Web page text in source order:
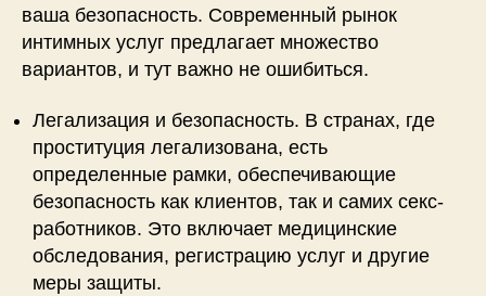
ваша безопасность. Современный рынок
интимных услуг предлагает множество
вариантов, и тут важно не ошибиться.
Легализация и безопасность. В странах, где
проституция легализована, есть
определенные рамки, обеспечивающие
безопасность как клиентов, так и самих секс-
работников. Это включает медицинские
обследования, регистрацию услуг и другие
меры защиты.